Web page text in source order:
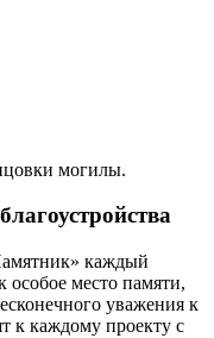
могилы.
каждый
особое место памяти,
уважения к
к каждому проекту с